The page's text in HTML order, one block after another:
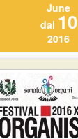
June
dal 10
2016